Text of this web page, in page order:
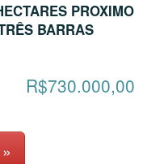
PROXIMO
BARRAS
R$730.000,00